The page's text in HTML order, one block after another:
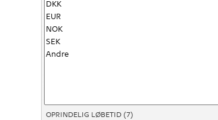
OPRINDELIG LØBETID (7)